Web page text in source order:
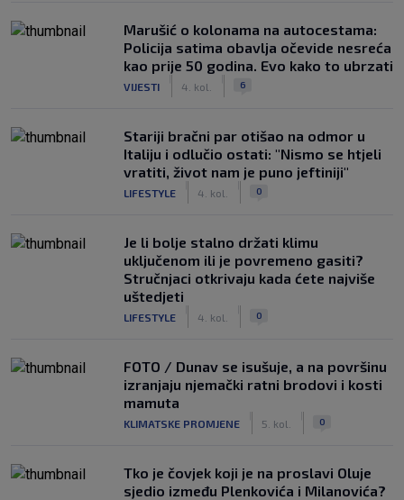
Marušić o kolonama na autocestama:
Policija satima obavlja očevide nesreća
kao prije 50 godina. Evo kako to ubrzati
VIJESTI 4. kol. 6
Stariji bračni par otišao na odmor u
Italiju i odlučio ostati: "Nismo se htjeli
vratiti, život nam je puno jeftiniji"
LIFESTYLE 4. kol. 0
Je li bolje stalno držati klimu
uključenom ili je povremeno gasiti?
Stručnjaci otkrivaju kada ćete najviše
uštedjeti
LIFESTYLE 4. kol. 0
FOTO / Dunav se isušuje, a na površinu
izranjaju njemački ratni brodovi i kosti
mamuta
KLIMATSKE PROMJENE 5. kol. 0
Tko je čovjek koji je na proslavi Oluje
sjedio između Plenkovića i Milanovića?